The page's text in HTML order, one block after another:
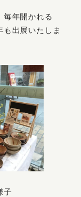
毎年開かれる
も出展いたしま
子